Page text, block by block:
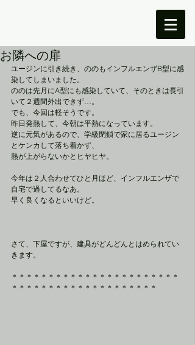
お隣への扉
ユージンに引き続き、ののもインフルエンザB型に感
染してしまいました。
ののは先月にA型にも感染していて、そのときは長引
いて２週間外出できず…。
でも、今回は軽そうです。
昨日発熱して、今朝は平熱になっています。
逆に元気があるので、学級閉鎖で家に居るユージン
とケンカして落ち着かず、
熱が上がらないかとヒヤヒヤ。
今年は２人合わせてひと月ほど、インフルエンザで
自宅で過してるなあ。
早く良くなるといいけど。
さて、下屋ですが、建具がどんどんとはめられてい
きます。
＊＊＊＊＊＊＊＊＊＊＊＊＊＊＊＊＊＊＊＊＊＊＊
＊＊＊＊＊＊＊＊＊＊＊＊＊＊＊＊＊＊＊＊